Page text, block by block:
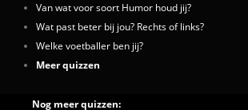
Van wat voor soort Humor houd jij?
Wat past beter bij jou? Rechts of links?
Welke voetballer ben jij?
Meer quizzen
Nog meer quizzen: